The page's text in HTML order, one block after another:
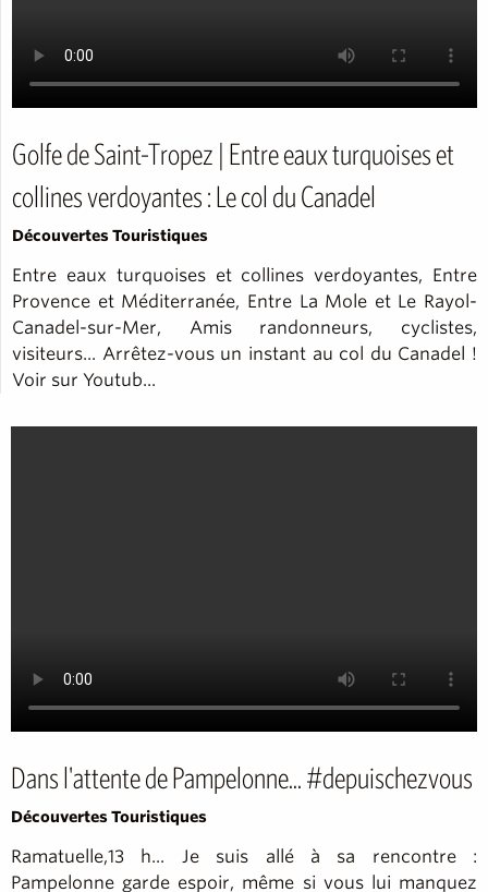
Golfe de Saint-Tropez | Entre eaux turquoises et
collines verdoyantes : Le col du Canadel
Découvertes Touristiques
Entre eaux turquoises et collines verdoyantes, Entre
Provence et Méditerranée, Entre La Mole et Le Rayol-
Canadel-sur-Mer, Amis randonneurs, cyclistes,
visiteurs... Arrêtez-vous un instant au col du Canadel !
Voir sur Youtub...
Dans l'attente de Pampelonne... #depuischezvous
Découvertes Touristiques
Ramatuelle,13 h... Je suis allé à sa rencontre :
Pampelonne garde espoir, même si vous lui manquez